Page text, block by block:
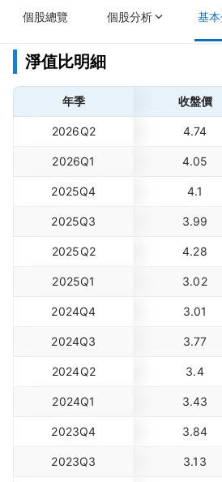
個股總覽 個股分析 基
淨值比明細
年季 收盤價
2026Q2 4.74
2026Q1 4.05
2025Q4 4.1
2025Q3 3.99
2025Q2 4.28
2025Q1 3.02
2024Q4 3.01
2024Q3 3.77
2024Q2 3.4
2024Q1 3.43
2023Q4 3.84
2023Q3 3.13